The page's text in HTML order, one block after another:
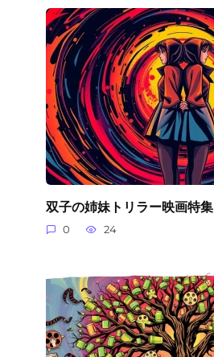
双子の姉妹トリラー映画特集
0 24